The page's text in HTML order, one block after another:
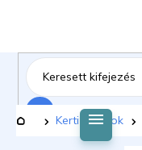
tartalomhoz
Kezdőlap
Kerti bútorok